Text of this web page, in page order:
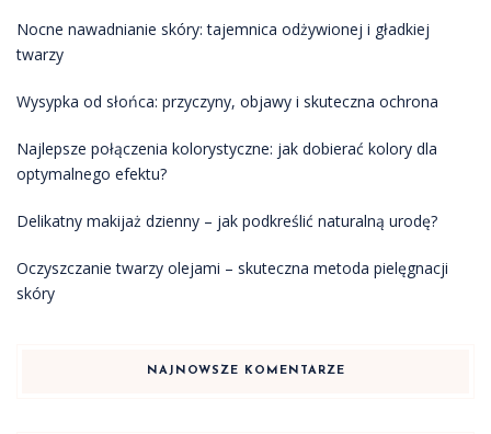
Nocne nawadnianie skóry: tajemnica odżywionej i gładkiej
twarzy
Wysypka od słońca: przyczyny, objawy i skuteczna ochrona
Najlepsze połączenia kolorystyczne: jak dobierać kolory dla
optymalnego efektu?
Delikatny makijaż dzienny – jak podkreślić naturalną urodę?
Oczyszczanie twarzy olejami – skuteczna metoda pielęgnacji
skóry
NAJNOWSZE KOMENTARZE